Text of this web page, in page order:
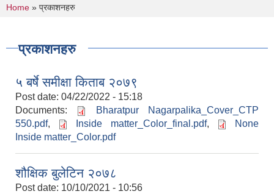
You are here
Home » प्रकाशनहरु
प्रकाशनहरु
५ बर्षे समीक्षा किताब २०७९
Post date: 04/22/2022 - 15:18
Documents:
Bharatpur Nagarpalika_Cover_CTP
550.pdf, Inside matter_Color_final.pdf,
None
Inside matter_Color.pdf
शौक्षिक बुलेटिन २०७८
Post date: 10/10/2021 - 10:56